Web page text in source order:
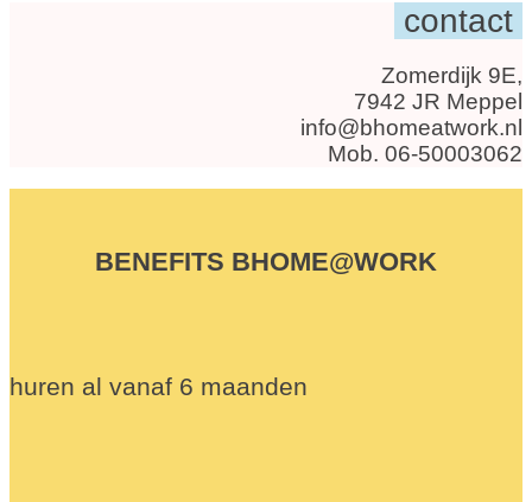
contact
Zomerdijk 9E,
7942 JR Meppel
info@bhomeatwork.nl
Mob. 06-50003062
BENEFITS BHOME@WORK
huren al vanaf 6 maanden